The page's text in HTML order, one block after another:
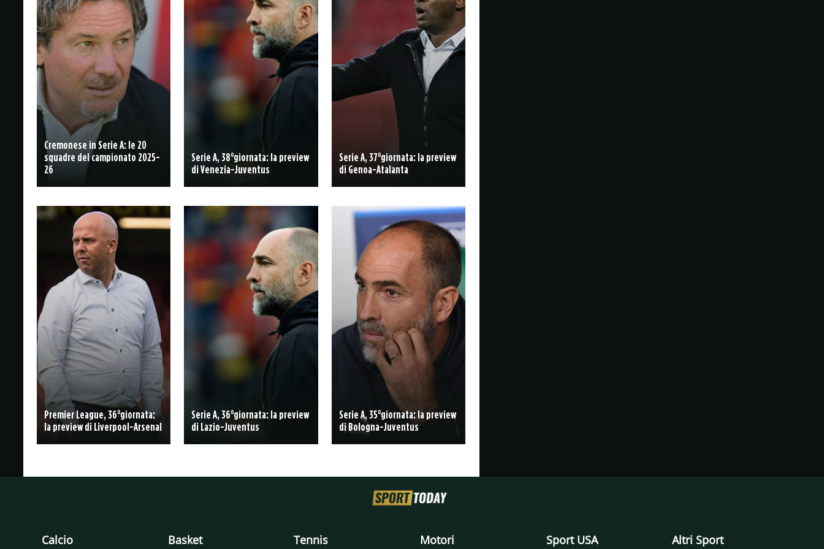
Cremonese in Serie A: le 20
squadre del campionato 2025-
26
Serie A, 38°giornata: la preview
di Venezia-Juventus
Serie A, 37°giornata: la preview
di Genoa-Atalanta
Premier League, 36°giornata:
la preview di Liverpool-Arsenal
Serie A, 36°giornata: la preview
di Lazio-Juventus
Serie A, 35°giornata: la preview
di Bologna-Juventus
Calcio Basket Tennis Motori Sport USA Altri Sport